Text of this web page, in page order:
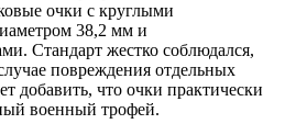
очки с круглыми
38,2 мм и
Стандарт жестко соблюдался,
повреждения отдельных
добавить, что очки практически
военный трофей.